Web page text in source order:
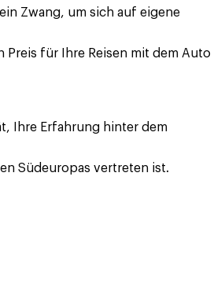
Zwang, um sich auf eigene
für Ihre Reisen mit dem Auto
Ihre Erfahrung hinter dem
Südeuropas vertreten ist.